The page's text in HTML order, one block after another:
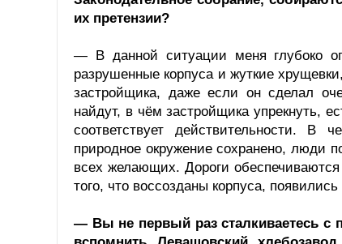
их претензии?
— В данной ситуации меня глубоко
разрушенные корпуса и жуткие
застройщика, даже если он сделал
найдут, в чём застройщика упрекнуть,
соответствует действительности. В
природное окружение сохранено, люди
всех желающих. Дороги
того, что воссозданы корпуса,
— Вы не первый раз сталкиваетесь с